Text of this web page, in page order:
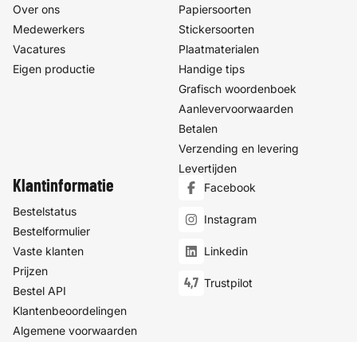
Over ons
Medewerkers
Vacatures
Eigen productie
Papiersoorten
Stickersoorten
Plaatmaterialen
Handige tips
Grafisch woordenboek
Aanlevervoorwaarden
Betalen
Verzending en levering
Levertijden
Klantinformatie
Bestelstatus
Bestelformulier
Vaste klanten
Prijzen
Bestel API
Klantenbeoordelingen
Algemene voorwaarden
Facebook
Instagram
Linkedin
4,7 Trustpilot